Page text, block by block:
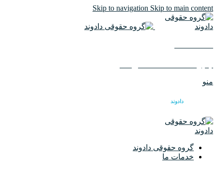
Skip to navigation Skip to main content
منو
دادوند
گروه حقوقی دادوند
خدمات ما